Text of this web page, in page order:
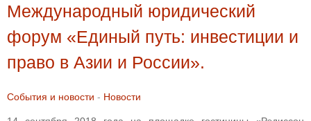
Международный юридический
форум «Единый путь: инвестиции и
право в Азии и России».
События и новости - Новости